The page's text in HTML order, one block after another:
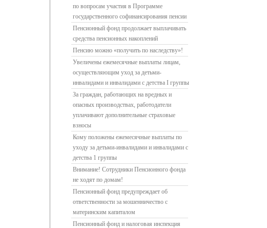
по вопросам участия в Программе
государственного софинансирования пенсии
Пенсионный фонд продолжает выплачивать
средства пенсионных накоплений
Пенсию можно «получить по наследству»!
Увеличены ежемесячные выплаты лицам,
осуществляющим уход за детьми-
инвалидами и инвалидами с детства I группы
За граждан, работающих на вредных и
опасных производствах, работодатели
уплачивают дополнительные страховые
взносы
Кому положены ежемесячные выплаты по
уходу за детьми-инвалидами и инвалидами с
детства 1 группы
Внимание! Сотрудники Пенсионного фонда
не ходят по домам!
Пенсионный фонд предупреждает об
ответственности за мошенничество с
материнским капиталом
Пенсионный фонд и налоговая инспекция